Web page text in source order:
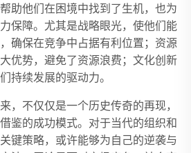
助他们在困境中找到了生机，也为
保障。尤其是战略眼光，使他们能
确保在竞争中占据有利位置；资源
优势，避免了资源浪费；文化创新
持续发展的驱动力。
，不仅仅是一个历史传奇的再现，
鉴的成功模式。对于当代的组织和
键策略，或许能够为自己的逆袭与